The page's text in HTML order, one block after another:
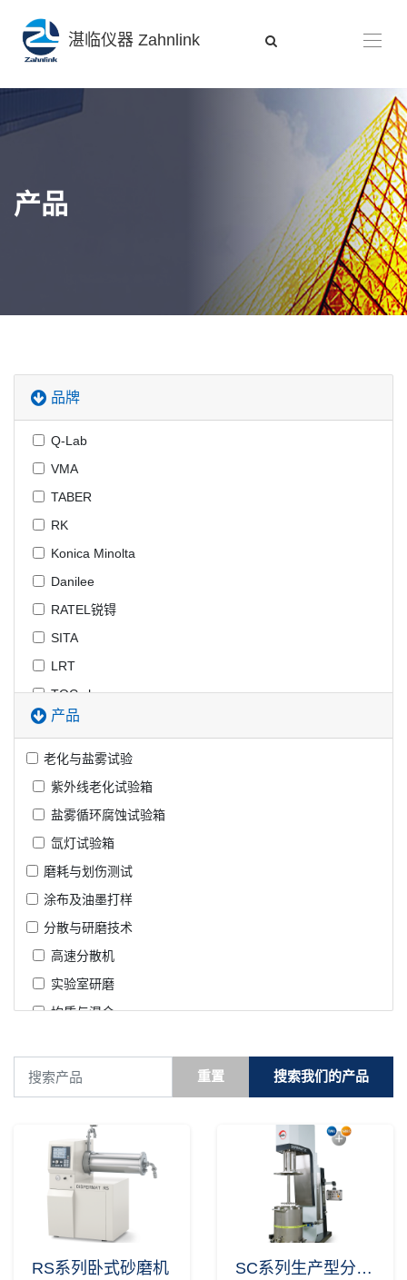
湛临仪器 Zahnlink
产品
品牌
Q-Lab
VMA
TABER
RK
Konica Minolta
Danilee
RATEL锐锝
SITA
LRT
TQC sheen
Lau
DeFelsko
LABMAN
Gravelometer
RDS
LENETA
产品
老化与盐雾试验
紫外线老化试验箱
盐雾循环腐蚀试验箱
氙灯试验箱
磨耗与划伤测试
涂布及油墨打样
分散与研磨技术
高速分散机
实验室研磨
均质与混合
颜色及外观测量
台式分光测色计
光泽度仪
便携式分光测色计
其他涂层物性检测
清洁度测量
重置 搜索我们的产品
RS系列卧式砂磨机
RS系列卧式砂磨机
德国VMA公司RS系列式
砂磨机设计紧凑便于使用
将通过研磨轴的快速冷却,
分散尤其重要。设备具有
SC系列生产型分散机
SC系列生产型分散
机
德国VMA公司的
DISPERMAT SC系列生产
型分散机，是一台多用途
生产型分散设备，产品量
为35-1800升。设备可以按